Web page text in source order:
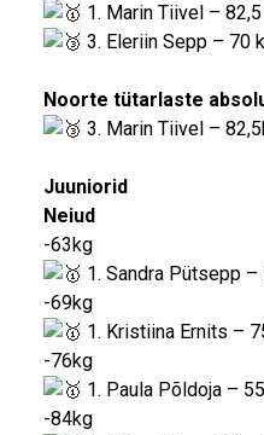
1. Marin Tiivel –
3. Eleriin Sepp – 70
Noorte tütarlaste
3. Marin Tiivel –
Juuniorid
Neiud
-63kg
1. Sandra Pütsepp –
-69kg
1. Kristiina Ernits –
-76kg
1. Paula Põldoja –
-84kg